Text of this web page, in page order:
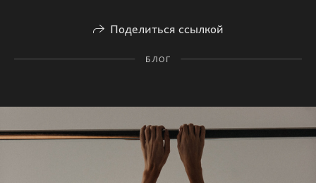
Поделиться ссылкой
БЛОГ